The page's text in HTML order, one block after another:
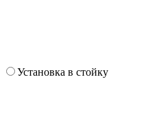
Установка в стойку